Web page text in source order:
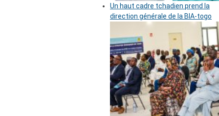
Un haut cadre tchadien prend la
direction générale de la BIA-togo